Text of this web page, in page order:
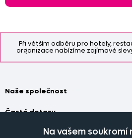
Při větším odběru pro hotely,
organizace nabízíme zajímavé
Naše společnost
Doprava a platba
Časté dotazy
Jak změřit okno pro nákup záclon?
Na vašem soukromí